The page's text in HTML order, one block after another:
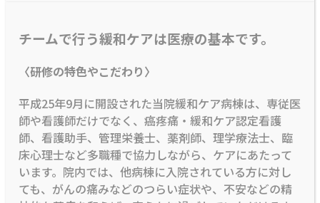
チームで行う緩和ケアは医療の基本です。
〈研修の特色やこだわり〉
平成25年9月に開設された当院緩和ケア病棟は、専従医
師や看護師だけでなく、癌疼痛・緩和ケア認定看護
師、看護助手、管理栄養士、薬剤師、理学療法士、臨
床心理士など多職種で協力しながら、ケアにあたって
います。院内では、他病棟に入院されている方に対し
ても、がんの痛みなどのつらい症状や、不安などの精